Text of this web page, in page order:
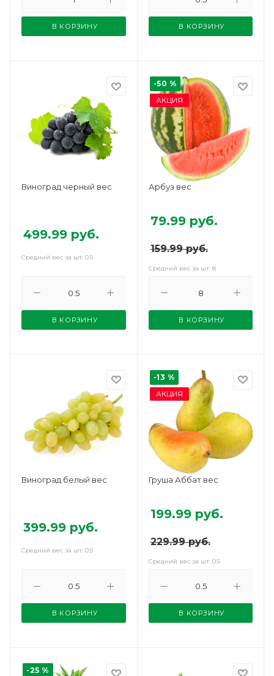
В КОРЗИНУ В КОРЗИНУ
Виноград черный вес
499.99 руб.
Средний вес за шт: 0.5
В КОРЗИНУ
-50 %
АКЦИЯ
Арбуз вес
159.99руб.
79.99руб.
Средний вес за шт: 8
В КОРЗИНУ
Виноград белый вес
399.99 руб.
Средний вес за шт: 0.5
В КОРЗИНУ
-13 %
АКЦИЯ
Груша Аббат вес
229.99руб.
199.99руб.
Средний вес за шт: 0.5
В КОРЗИНУ
-25 %